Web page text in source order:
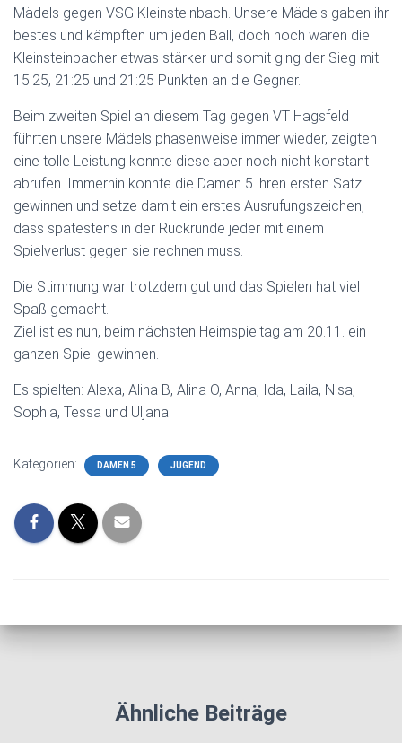
Mädels gegen VSG Kleinsteinbach. Unsere Mädels gaben ihr
bestes und kämpften um jeden Ball, doch noch waren die
Kleinsteinbacher etwas stärker und somit ging der Sieg mit
15:25, 21:25 und 21:25 Punkten an die Gegner.
Beim zweiten Spiel an diesem Tag gegen VT Hagsfeld
führten unsere Mädels phasenweise immer wieder, zeigten
eine tolle Leistung konnte diese aber noch nicht konstant
abrufen. Immerhin konnte die Damen 5 ihren ersten Satz
gewinnen und setze damit ein erstes Ausrufungszeichen,
dass spätestens in der Rückrunde jeder mit einem
Spielverlust gegen sie rechnen muss.
Die Stimmung war trotzdem gut und das Spielen hat viel
Spaß gemacht.
Ziel ist es nun, beim nächsten Heimspieltag am 20.11. ein
ganzen Spiel gewinnen.
Es spielten: Alexa, Alina B, Alina O, Anna, Ida, Laila, Nisa,
Sophia, Tessa und Uljana
Kategorien: DAMEN 5 JUGEND
Ähnliche Beiträge